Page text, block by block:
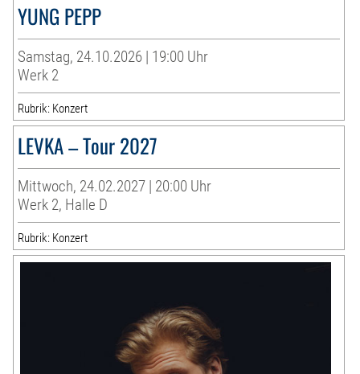
YUNG PEPP
Samstag, 24.10.2026 | 19:00 Uhr
Werk 2
Rubrik: Konzert
LEVKA – Tour 2027
Mittwoch, 24.02.2027 | 20:00 Uhr
Werk 2, Halle D
Rubrik: Konzert